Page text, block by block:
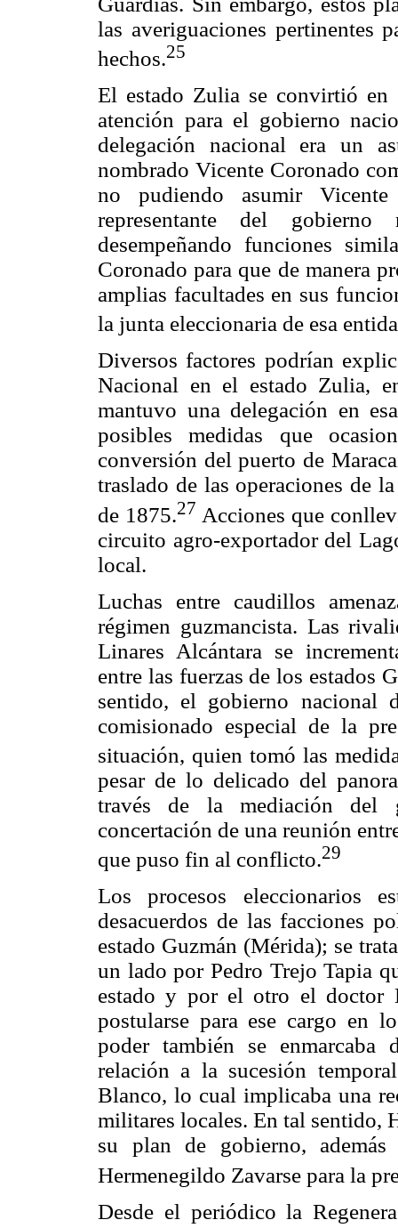
las averiguaciones pertinentes
hechos.25
El estado Zulia se convirtió en
atención para el gobierno
delegación nacional era un
nombrado Vicente Coronado
no pudiendo asumir
representante del
desempeñando funciones
Coronado para que de manera
amplias facultades en sus
la junta eleccionaria de esa
Diversos factores podrían
Nacional en el estado Zulia,
mantuvo una delegación en
posibles medidas que
conversión del puerto de
traslado de las operaciones de
de 1875.27 Acciones que
circuito agro-exportador del
local.
Luchas entre caudillos
régimen guzmancista. Las
Linares Alcántara se
entre las fuerzas de los estados
sentido, el gobierno nacional
comisionado especial de la
situación, quien tomó las
pesar de lo delicado del
través de la mediación del
concertación de una reunión
que puso fin al conflicto.29
Los procesos eleccionarios
desacuerdos de las facciones
estado Guzmán (Mérida); se
un lado por Pedro Trejo Tapia
estado y por el otro el doctor
postularse para ese cargo en
poder también se
relación a la sucesión
Blanco, lo cual implicaba una
militares locales. En tal sentido,
su plan de gobierno,
Hermenegildo Zavarse para la
Desde el periódico la